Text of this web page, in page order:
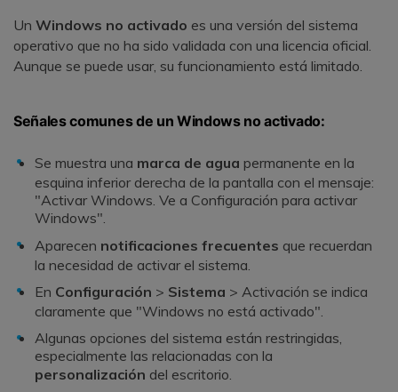
Un Windows no activado es una versión del sistema
operativo que no ha sido validada con una licencia oficial.
Aunque se puede usar, su funcionamiento está limitado.
Señales comunes de un Windows no activado:
Se muestra una marca de agua permanente en la
esquina inferior derecha de la pantalla con el mensaje:
"Activar Windows. Ve a Configuración para activar
Windows".
Aparecen notificaciones frecuentes que recuerdan
la necesidad de activar el sistema.
En Configuración > Sistema > Activación se indica
claramente que "Windows no está activado".
Algunas opciones del sistema están restringidas,
especialmente las relacionadas con la
personalización del escritorio.